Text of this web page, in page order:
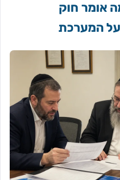
אומר חוק
המערכת